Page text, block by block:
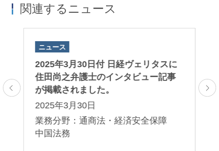
関連するニュース
ニュース
2025年3月30日付 日経ヴェリタスに
住田尚之弁護士のインタビュー記事
が掲載されました。
2025年3月30日
業務分野：通商法・経済安全保障
中国法務
卓
し